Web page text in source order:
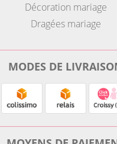
Décoration mariage
Dragées mariage
MODES DE